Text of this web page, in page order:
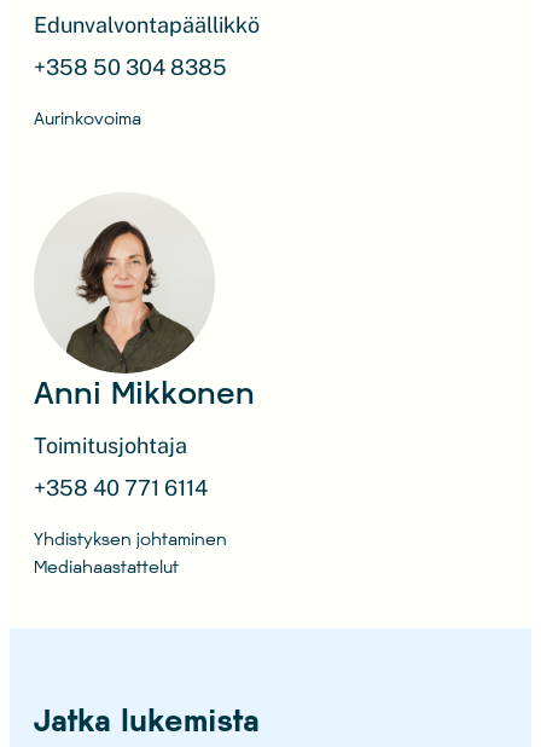
Edunvalvontapäällikkö
+358 50 304 8385
Aurinkovoima
Anni Mikkonen
Toimitusjohtaja
+358 40 771 6114
Yhdistyksen johtaminen
Mediahaastattelut
Jatka lukemista